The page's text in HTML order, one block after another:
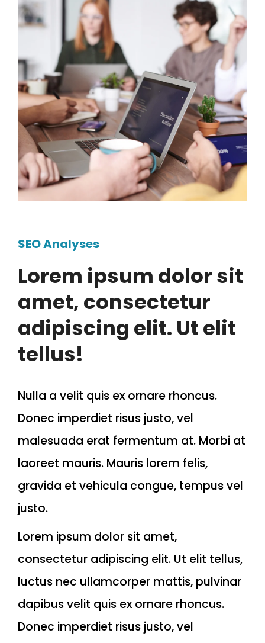
SEO Analyses
Lorem ipsum dolor sit
amet, consectetur
adipiscing elit. Ut elit
tellus!
Nulla a velit quis ex ornare rhoncus.
Donec imperdiet risus justo, vel
malesuada erat fermentum at. Morbi at
laoreet mauris. Mauris lorem felis,
gravida et vehicula congue, tempus vel
justo.
Lorem ipsum dolor sit amet,
consectetur adipiscing elit. Ut elit tellus,
luctus nec ullamcorper mattis, pulvinar
dapibus velit quis ex ornare rhoncus.
Donec imperdiet risus justo, vel